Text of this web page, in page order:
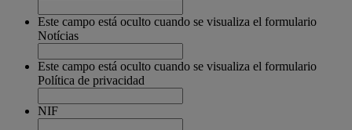
Este campo está oculto cuando se visualiza el formulario
Notícias
Este campo está oculto cuando se visualiza el formulario
Política de privacidad
NIF